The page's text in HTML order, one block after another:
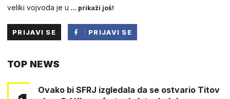
veliki vojvoda je u ... prikaži još!
PRIJAVI SE
PRIJAVI SE
TOP NEWS
Ovako bi SFRJ izgledala da se ostvario Titov